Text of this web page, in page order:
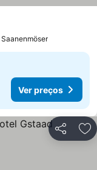
Ver preços
Partilhar